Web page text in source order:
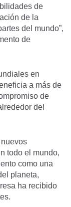
de
de la
del mundo”,
de
en
a más de
de
del
todo el mundo,
como una
planeta,
ha recibido